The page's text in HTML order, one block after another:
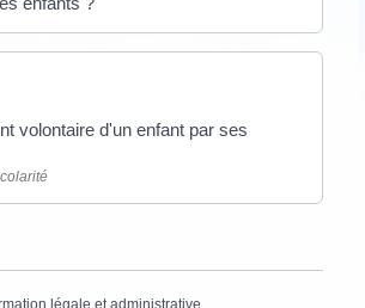
volontaire d'un enfant par ses